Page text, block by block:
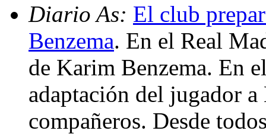
Diario As: El club
Benzema. En el Real
de Karim Benzema. En
adaptación del jugador
compañeros. Desde